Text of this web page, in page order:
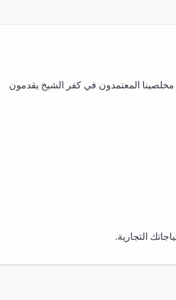
المعتمدون في كفر الشيخ يقدمون
التجارية.